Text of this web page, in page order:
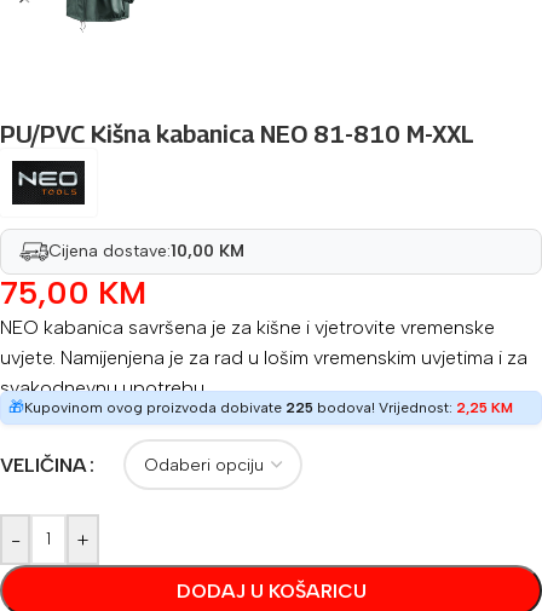
PU/PVC Kišna kabanica NEO 81-810 M-XXL
Cijena dostave:10,00 KM
75,00 KM
NEO kabanica savršena je za kišne i vjetrovite vremenske
uvjete. Namijenjena je za rad u lošim vremenskim uvjetima i za
svakodnevnu upotrebu.
🎁Kupovinom ovog proizvoda dobivate 225 bodova! Vrijednost: 2,25 KM
VELIČINA
- +
DODAJ U KOŠARICU